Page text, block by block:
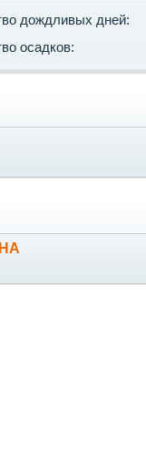
дождливых дней:
осадков: